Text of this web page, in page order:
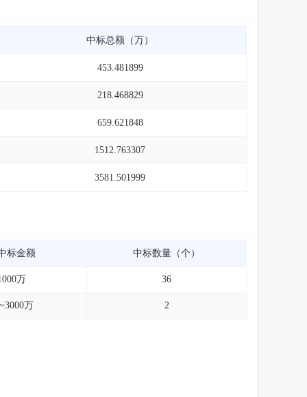
中标总额（万）
453.481899
218.468829
659.621848
1512.763307
3581.501999
标金额 中标数量（个）
万 36
万 2